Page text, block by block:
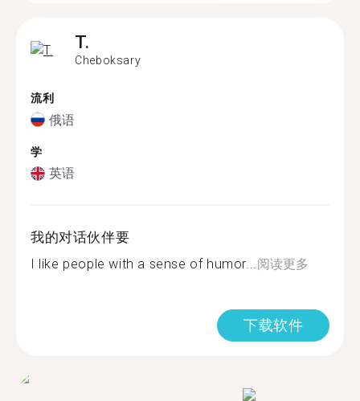
T.
Cheboksary
流利
俄语
学
英语
我的对话伙伴要
I like people with a sense of humor...阅读更多
下载软件